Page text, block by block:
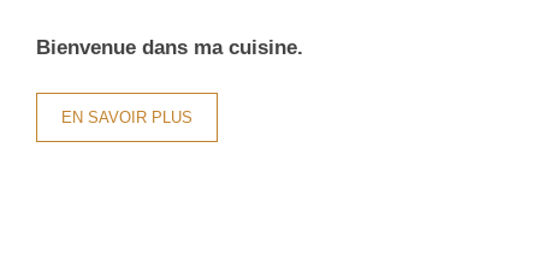
Bienvenue dans ma cuisine.
EN SAVOIR PLUS